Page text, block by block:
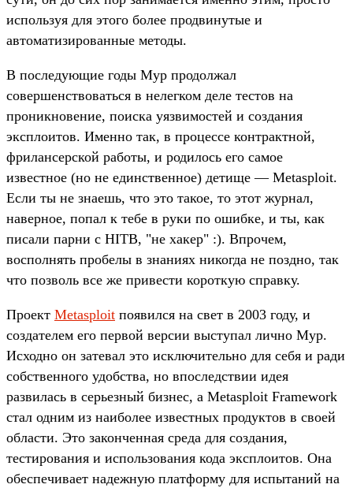
используя для этого более продвинутые и
автоматизированные методы.
В последующие годы Мур продолжал
совершенствоваться в нелегком деле тестов на
проникновение, поиска уязвимостей и создания
эксплоитов. Именно так, в процессе контрактной,
фрилансерской работы, и родилось его самое
известное (но не единственное) детище — Metasploit.
Если ты не знаешь, что это такое, то этот журнал,
наверное, попал к тебе в руки по ошибке, и ты, как
писали парни с HITB, "не хакер" :). Впрочем,
восполнять пробелы в знаниях никогда не поздно, так
что позволь все же привести короткую справку.
Проект Metasploit появился на свет в 2003 году, и
создателем его первой версии выступал лично Мур.
Исходно он затевал это исключительно для себя и ради
собственного удобства, но впоследствии идея
развилась в серьезный бизнес, а Metasploit Framework
стал одним из наиболее известных продуктов в своей
области. Это законченная среда для создания,
тестирования и использования кода эксплоитов. Она
обеспечивает надежную платформу для испытаний на